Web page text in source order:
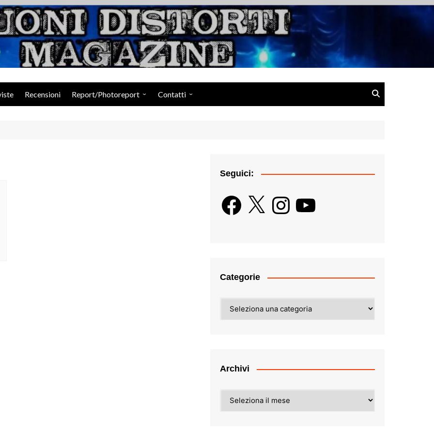
Suoni Distorti Magazine
Recensioni Report/Photoreport Contatti
Seguici:
Facebook
X InstagramYouTube
Categorie
Archivi